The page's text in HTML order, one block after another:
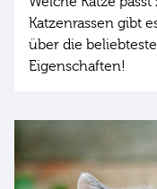
Katzenrassen gibt
über die
Eigenschaften!